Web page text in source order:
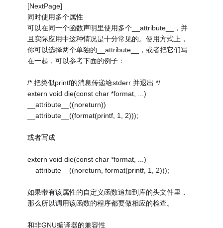
[NextPage]
同时使用多个属性
可以在同一个函数声明里使用多个__attribute__，并
且实际应用中这种情况是十分常见的。使用方式上，
你可以选择两个单独的__attribute__，或者把它们写
在一起，可以参考下面的例子：
/* 把类似printf的消息传递给stderr 并退出 */
extern void die(const char *format, ...)
__attribute__((noreturn))
__attribute__((format(printf, 1, 2)));
或者写成
extern void die(const char *format, ...)
__attribute__((noreturn, format(printf, 1, 2)));
如果带有该属性的自定义函数追加到库的头文件里，
那么所以调用该函数的程序都要做相应的检查。
和非GNU编译器的兼容性